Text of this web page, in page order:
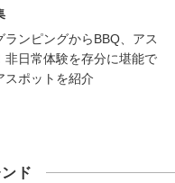
ランピングからBBQ、アス
非日常体験を存分に堪能で
スポットを紹介
ド